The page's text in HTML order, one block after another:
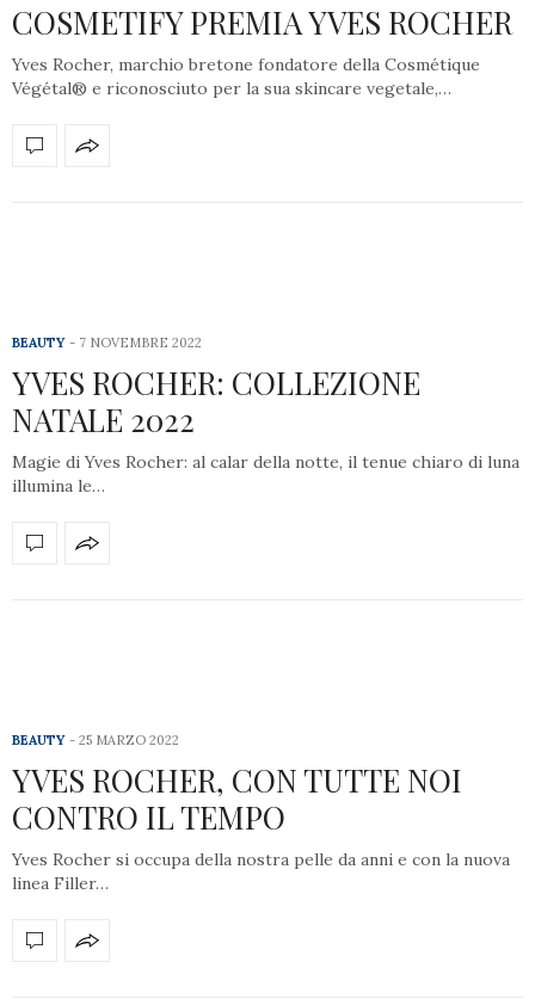
COSMETIFY PREMIA YVES ROCHER
Yves Rocher, marchio bretone fondatore della Cosmétique
Végétal® e riconosciuto per la sua skincare vegetale,…
BEAUTY 7 NOVEMBRE 2022
YVES ROCHER: COLLEZIONE
NATALE 2022
Magie di Yves Rocher: al calar della notte, il tenue chiaro di luna
illumina le…
BEAUTY 25 MARZO 2022
YVES ROCHER, CON TUTTE NOI
CONTRO IL TEMPO
Yves Rocher si occupa della nostra pelle da anni e con la nuova
linea Filler…